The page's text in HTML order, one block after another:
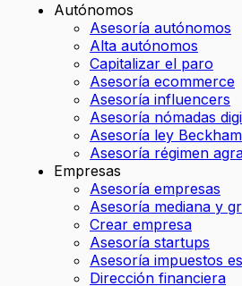
Autónomos
Asesoría autónomos
Alta autónomos
Capitalizar el paro
Asesoría ecommerce
Asesoría influencers
Asesoría nómadas
Asesoría ley Beckham
Asesoría régimen
Empresas
Asesoría empresas
Asesoría mediana y
Crear empresa
Asesoría startups
Asesoría impuestos
Dirección financiera